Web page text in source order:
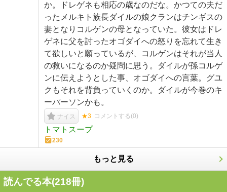
か。ドレゲネも相応の歳なのだな。かつての夫だ
ったメルキト族長ダイルの娘クランはチンギスの
妻となりコルゲンの母となっていた。彼女はドレ
ゲネに父を討ったオゴダイへの怒りを忘れて生き
て欲しいと願っているが、コルゲンはそれが当人
の救いになるのか疑問に思う。ダイルが孫コルゲ
ンに伝えようとした事、オゴダイへの言葉。グユ
クもそれを背負っていくのか。ダイルが今巻のキ
ーパーソンかも。
ナイス ★3 コメントする(0)
トマトスープ
230
もっと見る
読んでる本(218冊)